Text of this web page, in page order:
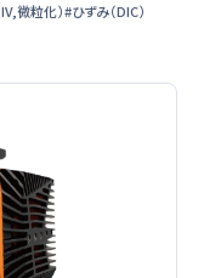
微粒化）#ひずみ（DIC）